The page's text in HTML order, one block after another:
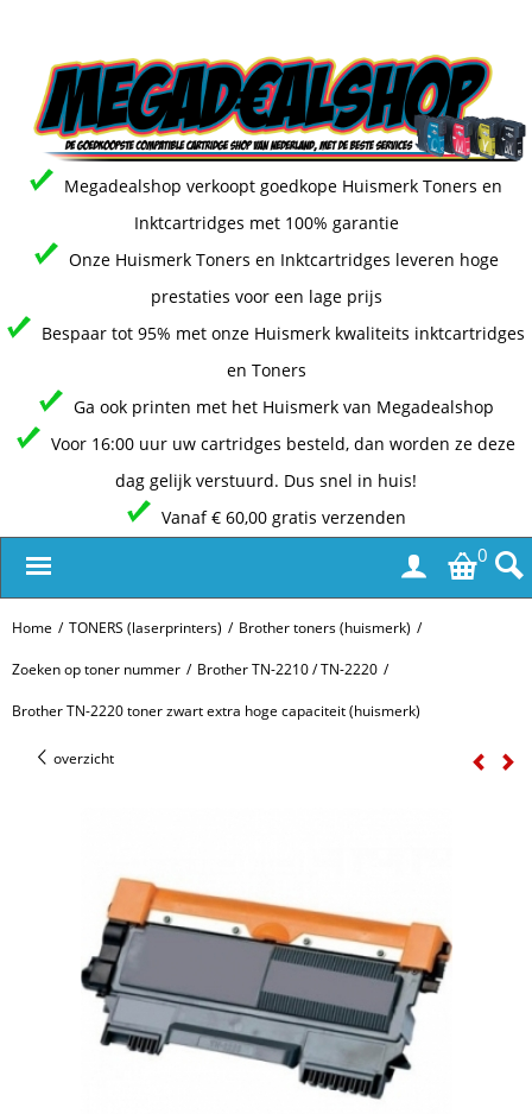
Megadealshop verkoopt goedkope Huismerk Toners en
Inktcartridges met 100% garantie
Onze Huismerk Toners en Inktcartridges leveren hoge
prestaties voor een lage prijs
Bespaar tot 95% met onze Huismerk kwaliteits inktcartridges
en Toners
Ga ook printen met het Huismerk van Megadealshop
Voor 16:00 uur uw cartridges besteld, dan worden ze deze
dag gelijk verstuurd. Dus snel in huis!
Vanaf € 60,00 gratis verzenden
0
Home / TONERS (laserprinters) / Brother toners (huismerk) /
Zoeken op toner nummer / Brother TN-2210 / TN-2220 /
Brother TN-2220 toner zwart extra hoge capaciteit (huismerk)
overzicht